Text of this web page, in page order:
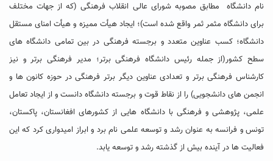
نام دانشگاه مطابق مصوبه شورای عالی انقلاب فرهنگی (که از جهات مختلف
برای دانشگاه مثمر ثمر واقع شده است)؛ ایجاد هیأت ممیزه و هیأت امنای مستقل
دانشگاه؛ کسب عناوین متعدد و برجسته فرهنگی در بین تمامی دانشگاه های
سطح کشور(از جمله رئیس دانشگاه فرهنگی برتر؛ مدیر فرهنگی برتر و نیز
کارشناس فرهنگی برتر و تعدادی عناوین دیگر برتر فرهنگی در حوزه کانون ها و
انجمن های دانشجویی) را از نقاط قوت و برجسته دانشگاه دانست و از ایجاد تعامل
علمی، پژوهشی و فرهنگی با دانشگاه هایی از کشورهای افغانستان، پاکستان،
تونس و فرانسه به عنوان رشد و توسعه علمی نام برد و ابراز امیدواری کرد که این
فعالیت ها در آینده بیش از گذشته رشد و توسعه یابد.